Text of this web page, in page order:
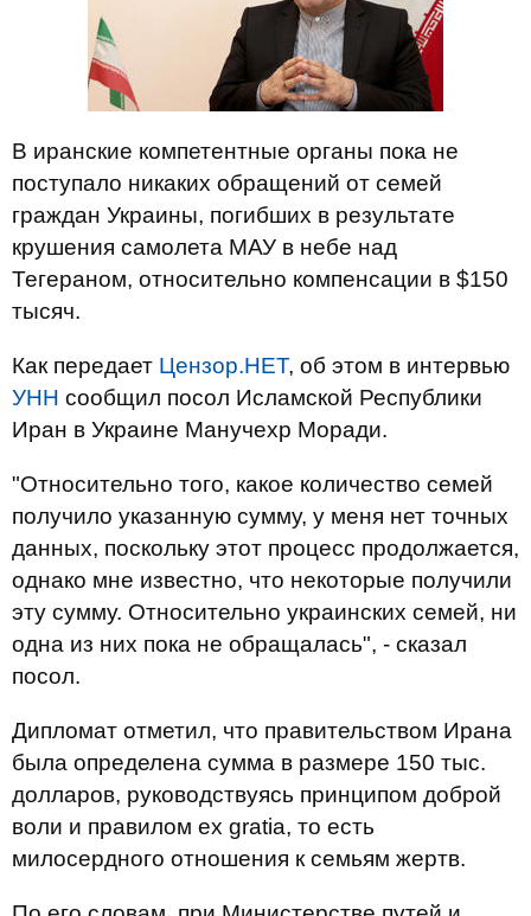
В иранские компетентные органы пока не
поступало никаких обращений от семей
граждан Украины, погибших в результате
крушения самолета МАУ в небе над
Тегераном, относительно компенсации в $150
тысяч.
Как передает Цензор.НЕТ, об этом в интервью
УНН сообщил посол Исламской Республики
Иран в Украине Манучехр Моради.
"Относительно того, какое количество семей
получило указанную сумму, у меня нет точных
данных, поскольку этот процесс продолжается,
однако мне известно, что некоторые получили
эту сумму. Относительно украинских семей, ни
одна из них пока не обращалась", - сказал
посол.
Дипломат отметил, что правительством Ирана
была определена сумма в размере 150 тыс.
долларов, руководствуясь принципом доброй
воли и правилом ex gratia, то есть
милосердного отношения к семьям жертв.